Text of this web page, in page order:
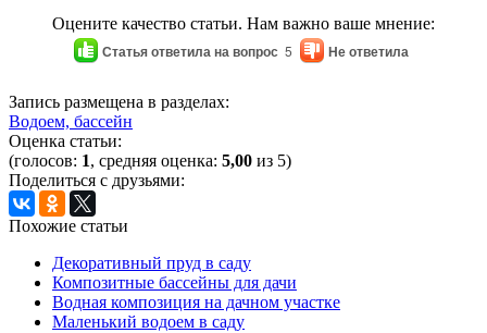
Оцените качество статьи. Нам важно ваше мнение:
Статья ответила на вопрос 5 Не ответила
Запись размещена в разделах:
Водоем, бассейн
Оценка статьи:
(голосов: 1, средняя оценка: 5,00 из 5)
Поделиться с друзьями:
Похожие статьи
Декоративный пруд в саду
Композитные бассейны для дачи
Водная композиция на дачном участке
Маленький водоем в саду